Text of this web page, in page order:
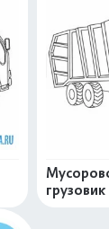
грузовик